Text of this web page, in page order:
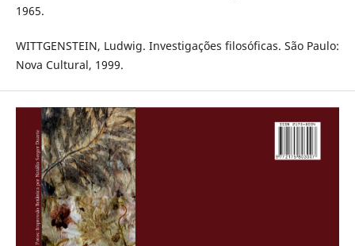
1965.
WITTGENSTEIN, Ludwig. Investigações filosóficas. São Paulo:
Nova Cultural, 1999.